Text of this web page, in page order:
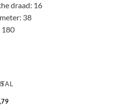
draad: 16
38
180